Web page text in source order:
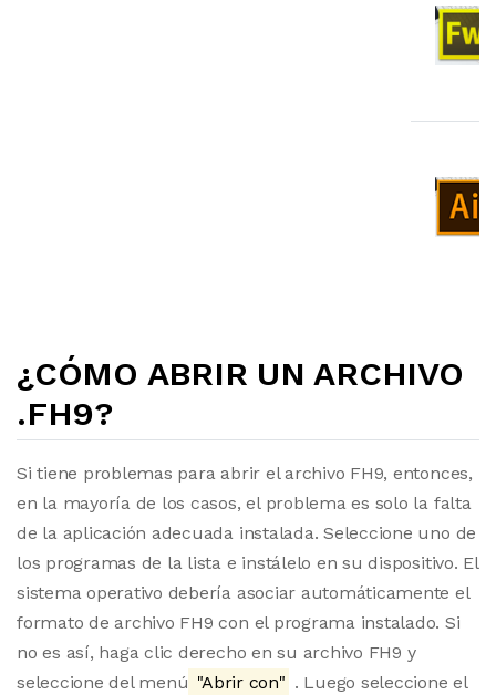
¿CÓMO ABRIR UN ARCHIVO
.FH9?
Si tiene problemas para abrir el archivo FH9, entonces,
en la mayoría de los casos, el problema es solo la falta
de la aplicación adecuada instalada. Seleccione uno de
los programas de la lista e instálelo en su dispositivo. El
sistema operativo debería asociar automáticamente el
formato de archivo FH9 con el programa instalado. Si
no es así, haga clic derecho en su archivo FH9 y
seleccione del menú "Abrir con" . Luego seleccione el